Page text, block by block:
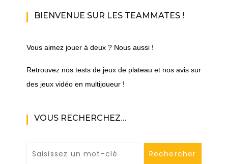
BIENVENUE SUR LES TEAMMATES !
Vous aimez jouer à deux ? Nous aussi !
Retrouvez nos tests de jeux de plateau et nos avis sur
des jeux vidéo en multijoueur !
VOUS RECHERCHEZ…